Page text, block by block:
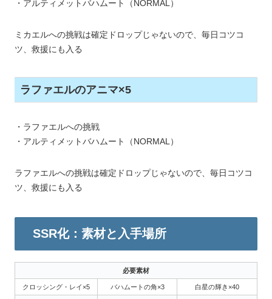
・アルティメットバハムート（NORMAL）
ミカエルへの挑戦は確定ドロップじゃないので、毎日コツコ
ツ、救援にも入る
ラファエルのアニマ×5
・ラファエルへの挑戦
・アルティメットバハムート（NORMAL）
ラファエルへの挑戦は確定ドロップじゃないので、毎日コツコ
ツ、救援にも入る
SSR化：素材と入手場所
必要素材
クロッシング・レイ×5 バハムートの角×3 白星の輝き×40